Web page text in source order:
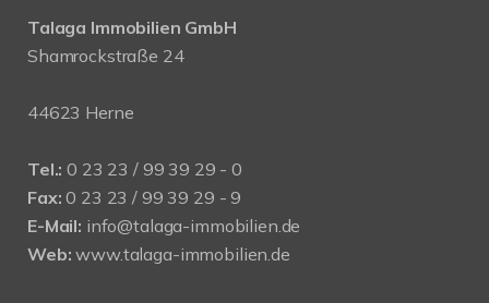
Talaga Immobilien GmbH
Shamrockstraße 24
44623 Herne
Tel.: 0 23 23 / 99 39 29 - 0
Fax: 0 23 23 / 99 39 29 - 9
E-Mail: info@talaga-immobilien.de
Web: www.talaga-immobilien.de